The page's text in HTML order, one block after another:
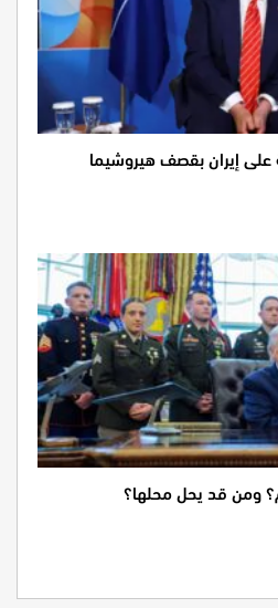
على إيران بقصف هيروشيما
ومن قد يحل محلها؟